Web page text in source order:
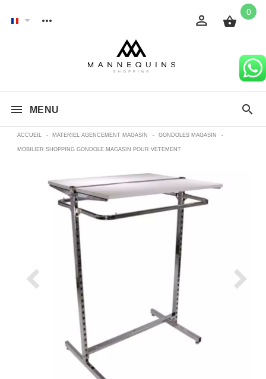
0
MENU
ACCUEIL - MATERIEL AGENCEMENT MAGASIN - GONDOLES MAGASIN -
MOBILIER SHOPPING GONDOLE MAGASIN POUR VETEMENT